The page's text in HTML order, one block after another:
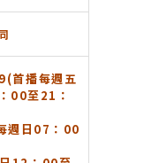
首播每週五
00至21：
週日07：00